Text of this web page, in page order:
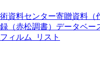
資料センター寄贈資料（
（赤松調書）データベー
ィルム_リスト